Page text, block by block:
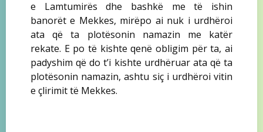
e Lamtumirës dhe bashkë me të ishin
banorët e Mekkes, mirëpo ai nuk i urdhëroi
ata që ta plotësonin namazin me katër
rekate. E po të kishte qenë obligim për ta, ai
padyshim që do t’i kishte urdhëruar ata që ta
plotësonin namazin, ashtu siç i urdhëroi vitin
e çlirimit të Mekkes.